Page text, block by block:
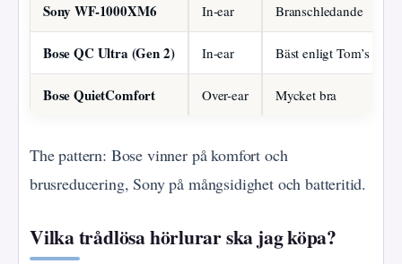
Sony WF-1000XM6 In-ear Branschledande
Bose QC Ultra (Gen 2) In-ear Bäst enligt Tom’s
Bose QuietComfort Over-ear Mycket bra
The pattern: Bose vinner på komfort och
brusreducering, Sony på mångsidighet och batteritid.
Vilka trådlösa hörlurar ska jag köpa?